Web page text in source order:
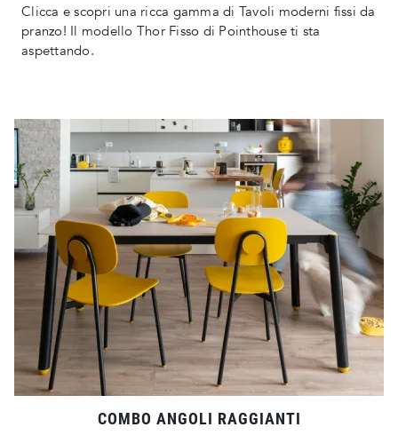
Clicca e scopri una ricca gamma di Tavoli moderni fissi da
pranzo! Il modello Thor Fisso di Pointhouse ti sta
aspettando.
COMBO ANGOLI RAGGIANTI